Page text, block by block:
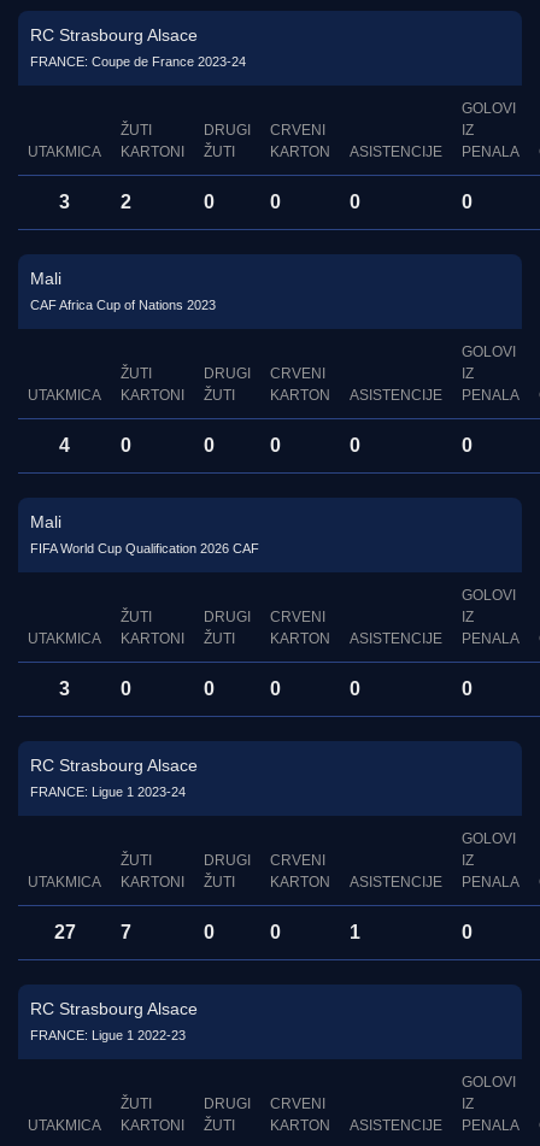
RC Strasbourg Alsace
FRANCE: Coupe de France 2023-24
UTAKMICA
ŽUTI
KARTONI
DRUGI
ŽUTI
CRVENI
KARTON
ASISTENCIJE
GOLOVI
IZ
PENALA
3 2 0 0 0 0
Mali
CAF Africa Cup of Nations 2023
UTAKMICA
ŽUTI
KARTONI
DRUGI
ŽUTI
CRVENI
KARTON
ASISTENCIJE
GOLOVI
IZ
PENALA
4 0 0 0 0 0
Mali
FIFA World Cup Qualification 2026 CAF
UTAKMICA
ŽUTI
KARTONI
DRUGI
ŽUTI
CRVENI
KARTON
ASISTENCIJE
GOLOVI
IZ
PENALA
3 0 0 0 0 0
RC Strasbourg Alsace
FRANCE: Ligue 1 2023-24
UTAKMICA
ŽUTI
KARTONI
DRUGI
ŽUTI
CRVENI
KARTON
ASISTENCIJE
GOLOVI
IZ
PENALA
27 7 0 0 1 0
RC Strasbourg Alsace
FRANCE: Ligue 1 2022-23
UTAKMICA
ŽUTI
KARTONI
DRUGI
ŽUTI
CRVENI
KARTON
ASISTENCIJE
GOLOVI
IZ
PENALA